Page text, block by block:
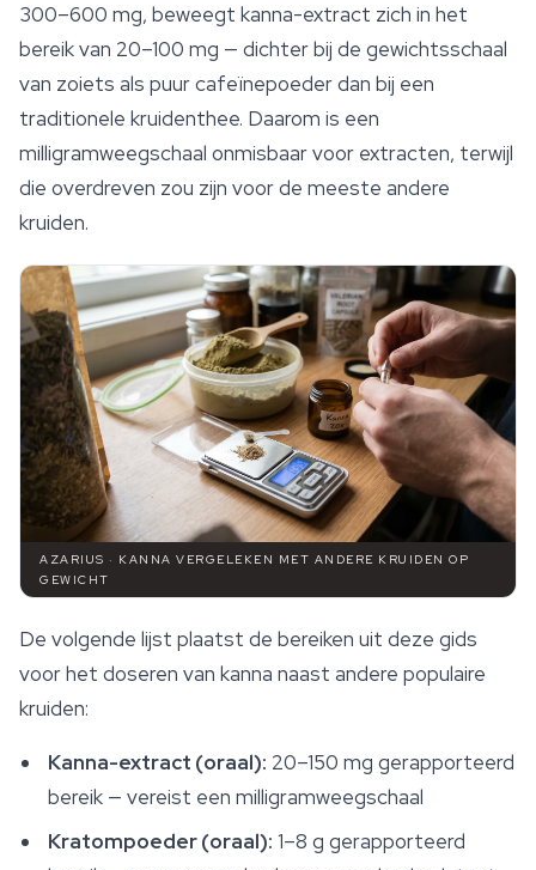
300–600 mg, beweegt kanna-extract zich in het
bereik van 20–100 mg — dichter bij de gewichtsschaal
van zoiets als puur cafeïnepoeder dan bij een
traditionele kruidenthee. Daarom is een
milligramweegschaal onmisbaar voor extracten, terwijl
die overdreven zou zijn voor de meeste andere
kruiden.
AZARIUS · KANNA VERGELEKEN MET ANDERE KRUIDEN OP
GEWICHT
De volgende lijst plaatst de bereiken uit deze gids
voor het doseren van kanna naast andere populaire
kruiden:
Kanna-extract (oraal): 20–150 mg gerapporteerd
bereik — vereist een milligramweegschaal
Kratompoeder (oraal): 1–8 g gerapporteerd